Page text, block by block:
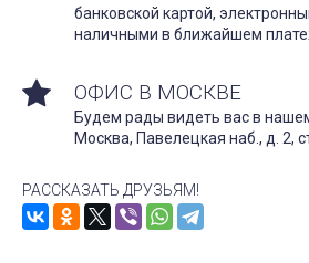
банковской картой,
наличными в ближайшем
ОФИС В МОСКВЕ
Будем рады видеть вас в
Москва, Павелецкая наб., д. 2,
РАССКАЗАТЬ ДРУЗЬЯМ!